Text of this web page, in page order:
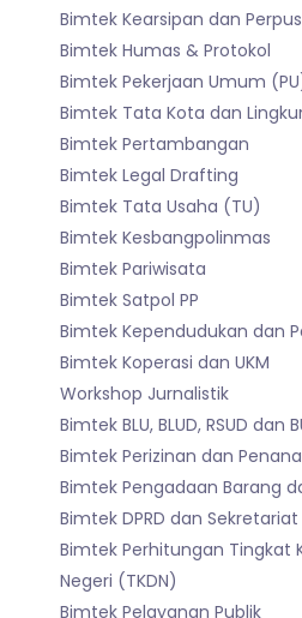
Bimtek Kearsipan dan
Bimtek Humas & Protokol
Bimtek Pekerjaan Umum
Bimtek Tata Kota dan
Bimtek Pertambangan
Bimtek Legal Drafting
Bimtek Tata Usaha (TU)
Bimtek Kesbangpolinmas
Bimtek Pariwisata
Bimtek Satpol PP
Bimtek Kependudukan dan
Bimtek Koperasi dan UKM
Workshop Jurnalistik
Bimtek BLU, BLUD, RSUD dan
Bimtek Perizinan dan
Bimtek Pengadaan Barang
Bimtek DPRD dan Sekretariat
Bimtek Perhitungan Tingkat
Negeri (TKDN)
Bimtek Pelayanan Publik